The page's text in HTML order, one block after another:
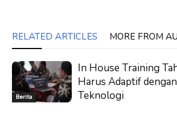
RELATED ARTICLES MORE FROM
Berita
In House Training
Harus Adaptif
Teknologi